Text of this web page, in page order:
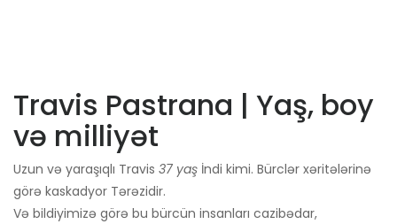
Travis Pastrana | Yaş, boy
və milliyət
Uzun və yaraşıqlı Travis 37 yaş İndi kimi. Bürclər xəritələrinə
görə kaskadyor Tərəzidir.
Və bildiyimizə görə bu bürcün insanları cazibədar,